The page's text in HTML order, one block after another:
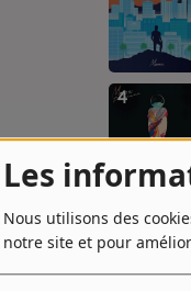
Les
Nous utilisons des
notre site et pour
4